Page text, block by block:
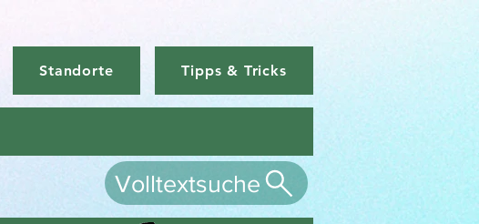
Standorte Tipps & Tricks
Volltextsuche